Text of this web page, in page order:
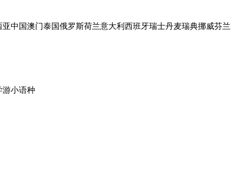
亚中国澳门泰国俄罗斯荷兰意大利 西班牙瑞士丹麦瑞典挪威芬兰
游小语种